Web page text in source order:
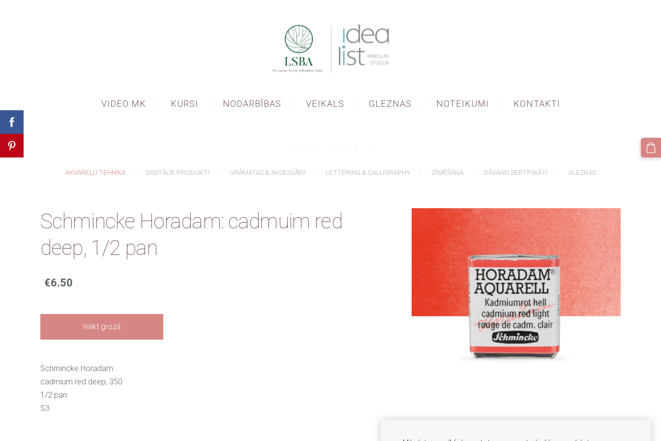
VIDEO MK KURSI NODARBĪBAS VEIKALS GLEZNAS NOTEIKUMI KONTAKTI
... ... ... ...
AKVAREĻU TEHNIKA DIGITĀLIE PRODUKTI GRĀMATAS & AKSESUĀRI LETTERING & CALLIGRAPHY ZĪMĒŠANA DĀVANU SERTIFIKĀTI GLEZNAS
Schmincke Horadam: cadmuim red
deep, 1/2 pan
€6.50
Ielikt grozā
Schmincke Horadam:
cadmium red deep, 350
1/2 pan
S3